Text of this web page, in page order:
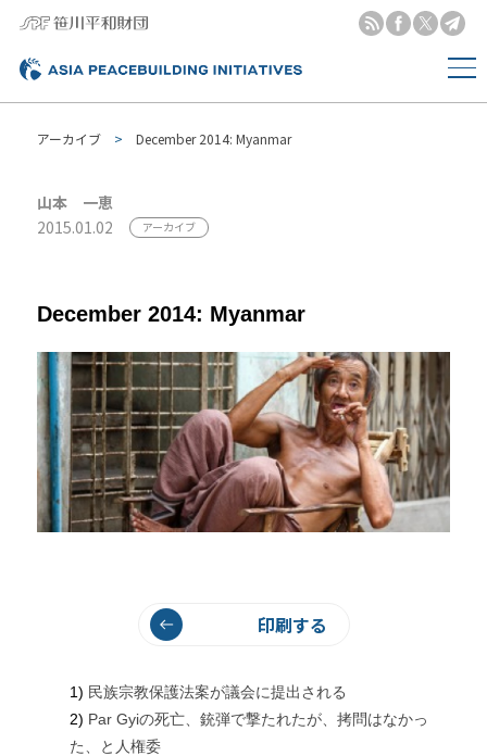
アーカイブ December 2014: Myanmar
山本 一恵
2015.01.02
アーカイブ
December 2014: Myanmar
印刷する
1) 民族宗教保護法案が議会に提出される
2) Par Gyiの死亡、銃弾で撃たれたが、拷問はなかっ
た、と人権委